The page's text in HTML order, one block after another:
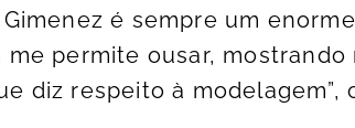
é sempre um
permite ousar, mostrando
diz respeito à modelagem”,